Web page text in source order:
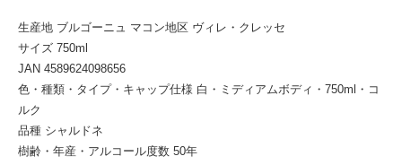
ー
ヌ
ロ
ジ
ェ
ラ
サ
生産地 ブルゴーニュ マコン地区 ヴィレ・クレッセ
サイズ 750ml
JAN 4589624098656
色・種類・タイプ・キャップ仕様 白・ミディアムボディ・750ml・コ
ルク
品種 シャルドネ
樹齢・年産・アルコール度数 50年